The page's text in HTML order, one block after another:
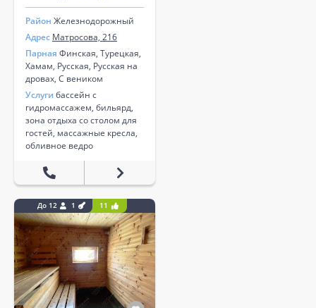
Район Железнодорожный
Адрес Матросова, 216
Парная Финская, Турецкая,
Хамам, Русская, Русская на
дровах, С веником
Услуги бассейн с
гидромассажем, бильярд,
зона отдыха со столом для
гостей, массажные кресла,
обливное ведро
До 12 1 11